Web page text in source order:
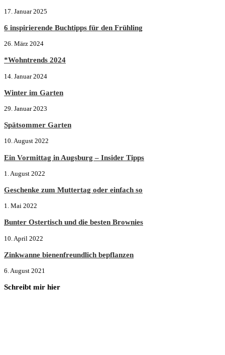
17. Januar 2025
6 inspirierende Buchtipps für den Frühling
26. März 2024
*Wohntrends 2024
14. Januar 2024
Winter im Garten
29. Januar 2023
Spätsommer Garten
10. August 2022
Ein Vormittag in Augsburg – Insider Tipps
1. August 2022
Geschenke zum Muttertag oder einfach so
1. Mai 2022
Bunter Ostertisch und die besten Brownies
10. April 2022
Zinkwanne bienenfreundlich bepflanzen
6. August 2021
Schreibt mir hier